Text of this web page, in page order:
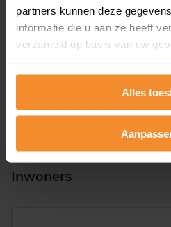
partners kunnen deze
informatie die u aan ze heeft
verzameld op basis van uw
Alles
T/m 1945
1946 - 1980
Inwoners